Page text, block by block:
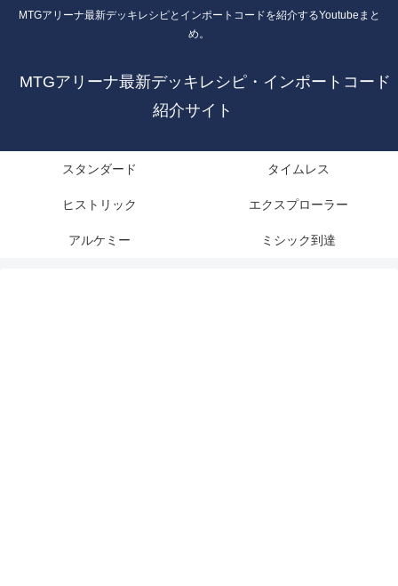
MTGアリーナ最新デッキレシピとインポートコードを紹介するYoutubeまと
め。
MTGアリーナ最新デッキレシピ・インポートコード
紹介サイト
スタンダード タイムレス
ヒストリック エクスプローラー
アルケミー ミシック到達